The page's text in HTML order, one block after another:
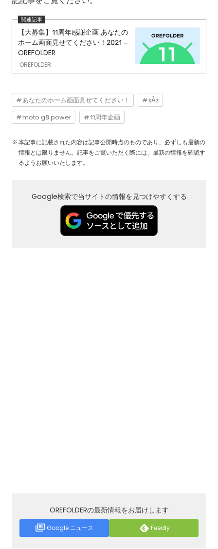
【大募集】11周年感謝企画 あなたの
ホーム画面見せてください！2021 –
OREFOLDER
OREFOLDER
あなたのホーム画面見せてください！ kÂz
moto g8 power 11周年企画
本記事に記載された内容は記事公開時点のものであり、必ずしも最新の
情報とは限りません。記事をご覧いただく際には、最新の情報を確認す
るようお願いいたします。
Google検索で当サイトの情報を見つけやすくする
OREFOLDERの最新情報をお届けします
Google ニュース Feedly